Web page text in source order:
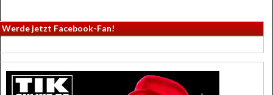
Werde jetzt Facebook-Fan!